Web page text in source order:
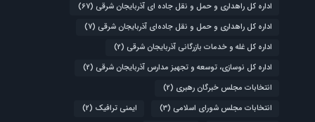
اداره کل راهداری و حمل و نقل جاده ای آذربایجان شرقی (67)
اداره کل راهداری و حمل و نقل جاده‌ای آذربایجان شرقی (7)
اداره کل غله و خدمات بازرگانی آذربایجان شرقی (2)
اداره کل نوسازی، توسعه و تجهیز مدارس آذربایجان شرقی (2)
انتخابات مجلس خبرگان رهبری (2)
انتخابات مجلس شورای اسلامی (3) ایمنی ترافیک (2)